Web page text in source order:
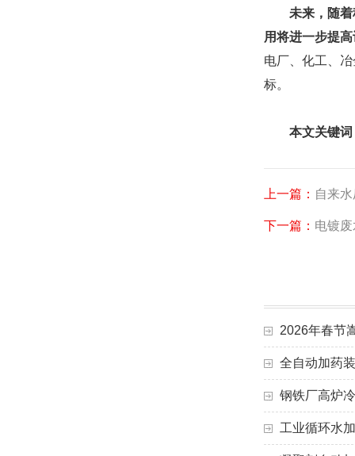
未来， 随
用将进一步提
电厂、化工、
标。
本文关键词
上一篇： 自来
下一篇： 电镀
2026年春节
全自动加药
钢铁厂高炉
工业循环水